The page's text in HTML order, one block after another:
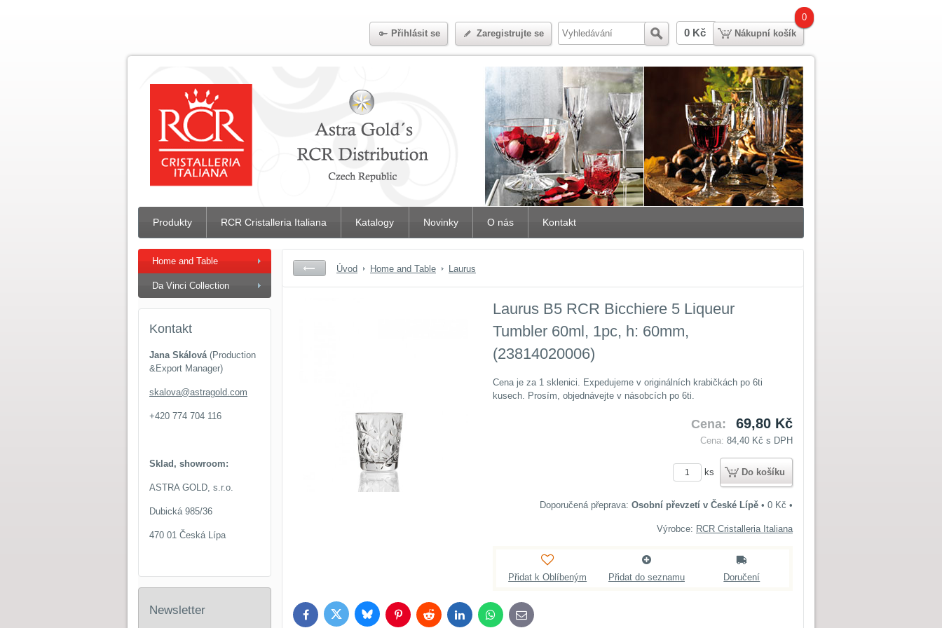
Přihlásit se Zaregistrujte se Hledat
0 Kč
0
Nákupní košík
Produkty RCR Cristalleria Italiana Katalogy Novinky O nás Kontakt
Úvod Home and Table Laurus
Laurus B5 RCR Bicchiere 5 Liqueur
Tumbler 60ml, 1pc, h: 60mm,
(23814020006)
Cena je za 1 sklenici. Expedujeme v originálních krabičkách po 6ti
kusech. Prosím, objednávejte v násobcích po 6ti.
Cena: 69,80 Kč
Cena: 84,40 Kč s DPH
ks Do košíku
Osobní převzetí v České Lípě • 0 Kč •
Výrobce: RCR Cristalleria Italiana
Přidat k Oblíbeným Přidat do seznamu Doručení
FacebookTwitter BlueskyPinterestReddit LinkedInWhatsApp
E-
mail
Home and Table
Da Vinci Collection
Kontakt
Jana Skálová (Production
&Export Manager)
skalova@astragold.com
+420 774 704 116
Sklad, showroom:
ASTRA GOLD, s.r.o.
Dubická 985/36
470 01 Česká Lípa
Newsletter